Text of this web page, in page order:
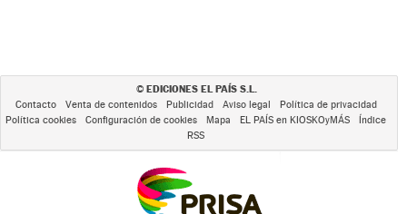
© EDICIONES EL PAÍS S.L.
Contacto Venta de contenidos Publicidad Aviso legal
Política de privacidad
Política cookies
Configuración de cookies Mapa EL PAÍS en KIOSKOyMÁS
Índice
RSS